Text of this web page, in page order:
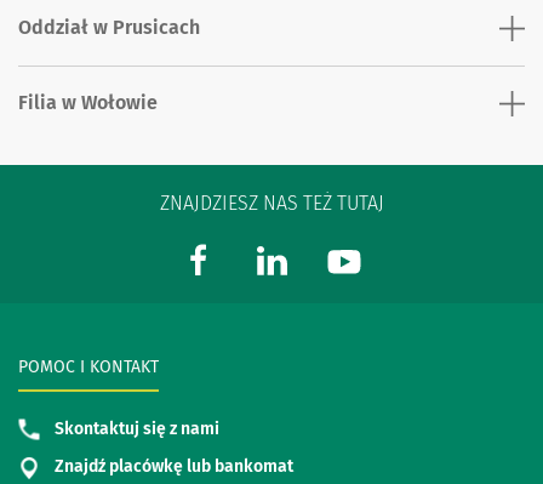
Oddział w Prusicach
Filia w Wołowie
ZNAJDZIESZ NAS TEŻ TUTAJ
POMOC I KONTAKT
Skontaktuj się z nami
Znajdź placówkę lub bankomat